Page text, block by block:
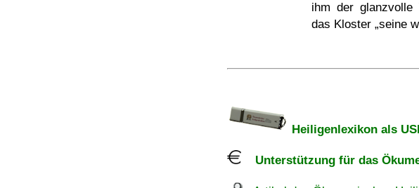
ihm der glanzvolle
das Kloster seine
Heiligenlexikon als
Unterstützung für das